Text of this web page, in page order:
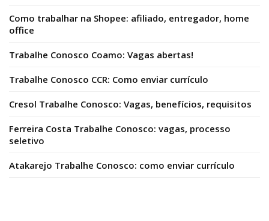
Como trabalhar na Shopee: afiliado, entregador, home
office
Trabalhe Conosco Coamo: Vagas abertas!
Trabalhe Conosco CCR: Como enviar currículo
Cresol Trabalhe Conosco: Vagas, benefícios, requisitos
Ferreira Costa Trabalhe Conosco: vagas, processo
seletivo
Atakarejo Trabalhe Conosco: como enviar currículo